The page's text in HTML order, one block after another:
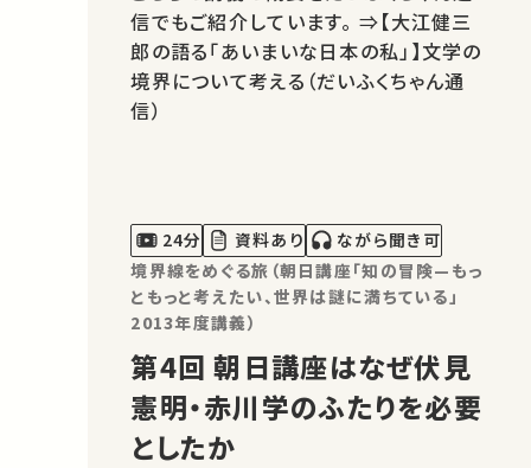
信でもご紹介しています。 ⇒【大江健三
郎の語る「あいまいな日本の私」】文学の
境界について考える（だいふくちゃん通
信）
24分 資料あり
ながら聞き可
境界線をめぐる旅（朝日講座「知の冒険—もっ
ともっと考えたい、世界は謎に満ちている」
2013年度講義）
第4回 朝日講座はなぜ伏見
憲明・赤川学のふたりを必要
としたか